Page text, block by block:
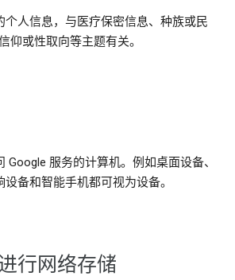
个人信息，与医疗保密信息、种族或民
仰或性取向等主题有关。
Google 服务的计算机。例如桌面设备、
备和智能手机都可视为设备。
行网络存储